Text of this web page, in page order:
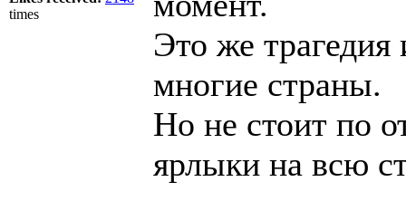
times
Это же трагедия
многие страны.
Но не стоит по
ярлыки на всю